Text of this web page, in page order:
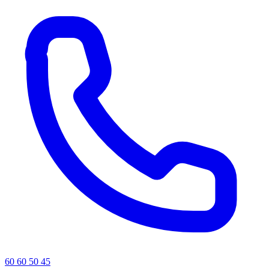
60 60 50 45